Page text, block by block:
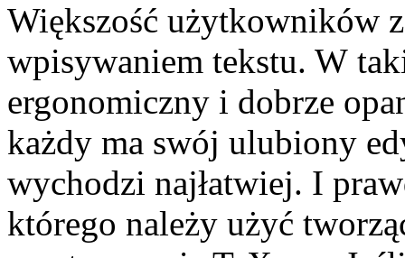
Większość użytkowników
wpisywaniem tekstu. W
ergonomiczny i dobrze
każdy ma swój ulubiony
wychodzi najłatwiej. I
którego należy użyć